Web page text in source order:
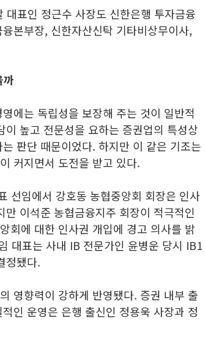
표인 정근수 사장도 신한은행 투자금융
본부장, 신한자산신탁 기타비상무이사,
에는 독립성을 보장해 주는 것이 일반적
높고 전문성을 요하는 증권업의 특성상
판단 때문이었다. 하지만 이 같은 기조는
커지면서 도전을 받고 있다.
선임에서 강호동 농협중앙회 회장은 인사
이석준 농협금융지주 회장이 적극적인
회에 대한 인사권 개입에 경고 의사를 밝
대표는 사내 IB 전문가인 윤병운 당시 IB1
정됐다.
영향력이 강하게 반영됐다. 증권 내부 출
인 운영은 은행 출신인 정용욱 사장과 정